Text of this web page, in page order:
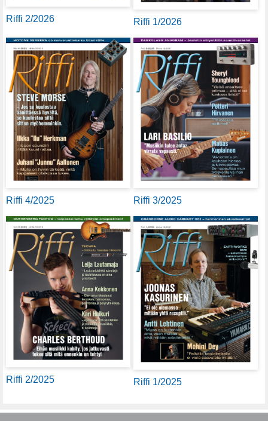
Riffi 2/2026 Riffi 1/2026
Riffi 4/2025 Riffi 3/2025
Riffi 2/2025 Riffi 1/2025